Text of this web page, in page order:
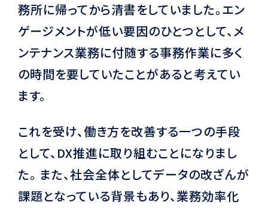
務所に帰ってから清書をしていました。エン
ゲージメントが低い要因のひとつとして、メ
ンテナンス業務に付随する事務作業に多く
の時間を要していたことがあると考えてい
ます。
これを受け、働き方を改善する一つの手段
として、DX推進に取り組むことになりまし
た。 また、社会全体としてデータの改ざんが
課題となっている背景もあり、業務効率化